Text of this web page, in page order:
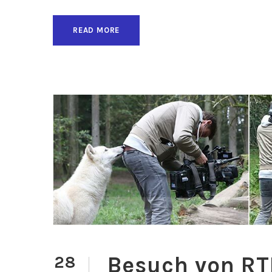
READ MORE
28 Besuch von